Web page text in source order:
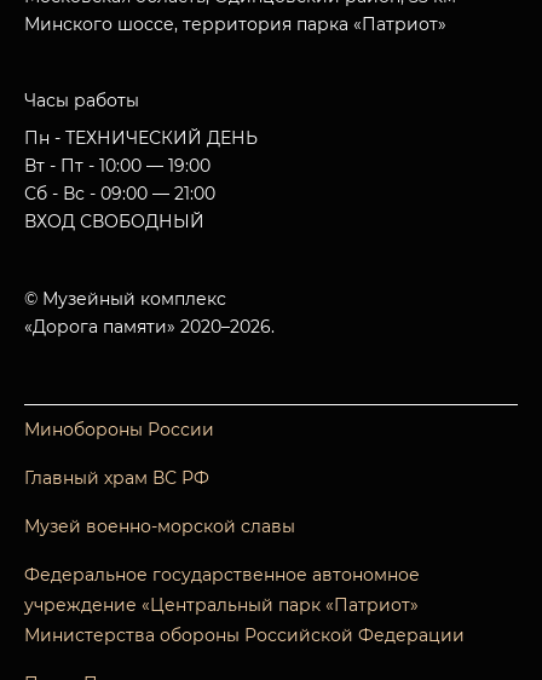
Минского шоссе, территория парка «Патриот»
Часы работы
Пн - ТЕХНИЧЕСКИЙ ДЕНЬ
Вт - Пт - 10:00 — 19:00
Сб - Вс - 09:00 — 21:00
ВХОД СВОБОДНЫЙ
© Музейный комплекс
«Дорога памяти» 2020–2026.
Минобороны России
Главный храм ВС РФ
Музей военно-морской славы
Федеральное государственное автономное
учреждение «Центральный парк «Патриот»
Министерства обороны Российской Федерации